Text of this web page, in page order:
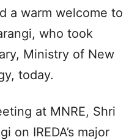
a warm welcome to
who took
Ministry of New
today.
at MNRE, Shri
on IREDA’s major